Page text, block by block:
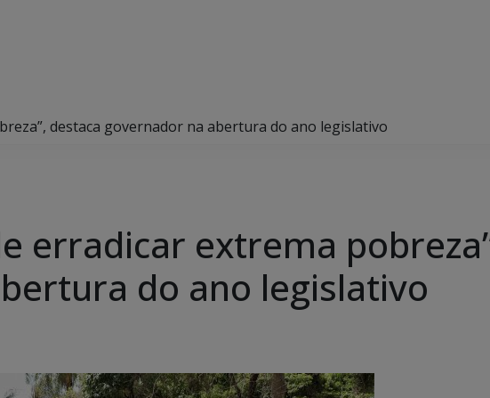
destaca governador na abertura do ano legislativo
erradicar extrema
do ano legislativo